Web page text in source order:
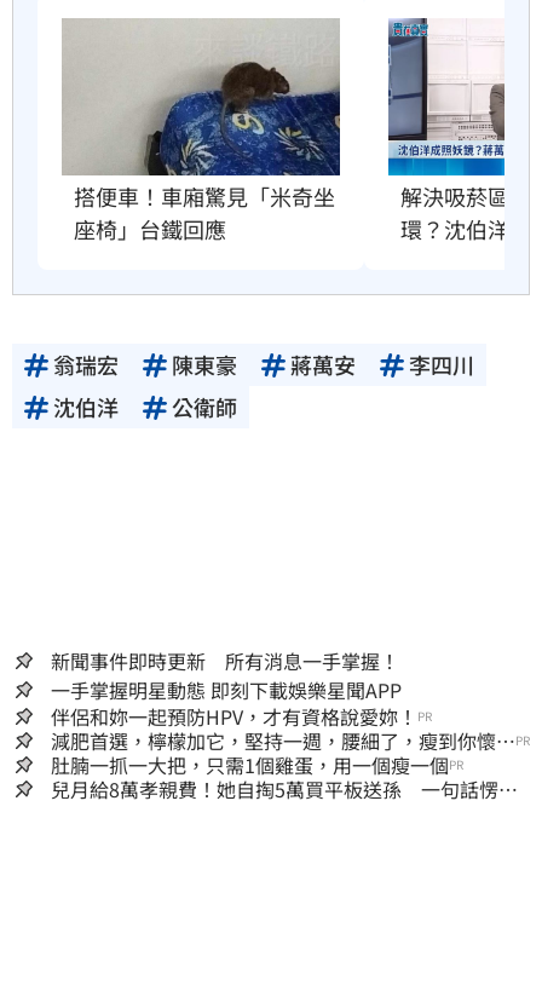
搭便車！車廂驚見「米奇坐
座椅」台鐵回應
解決吸菸區、
環？沈伯洋回
翁瑞宏 陳東豪 蔣萬安
李四川
沈伯洋
公衛師
新聞事件即時更新 所有消息一手掌握！
一手掌握明星動態 即刻下載娛樂星聞APP
伴侶和妳一起預防HPV，才有資格說愛妳！ PR
減肥首選，檸檬加它，堅持一週，腰細了，瘦到你懷疑
人生
PR
肚腩一抓一大把，只需1個雞蛋，用一個瘦一個PR
兒月給8萬孝親費！她自掏5萬買平板送孫 一句話愣原